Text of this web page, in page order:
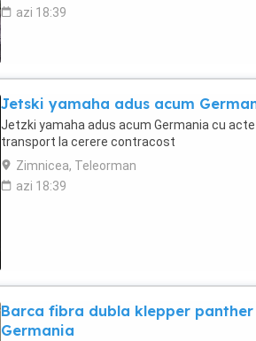
azi 18:39
Jetski yamaha adus acum
Jetzki yamaha adus acum Germania cu
transport la cerere contracost
Zimnicea, Teleorman
azi 18:39
Barca fibra dubla klepper
Germania